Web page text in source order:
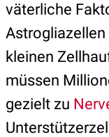
väterliche
kleinen
müssen
gezielt zu